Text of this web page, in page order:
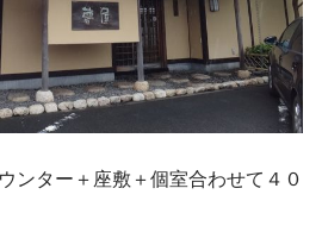
ンター＋座敷＋個室合わせて４０